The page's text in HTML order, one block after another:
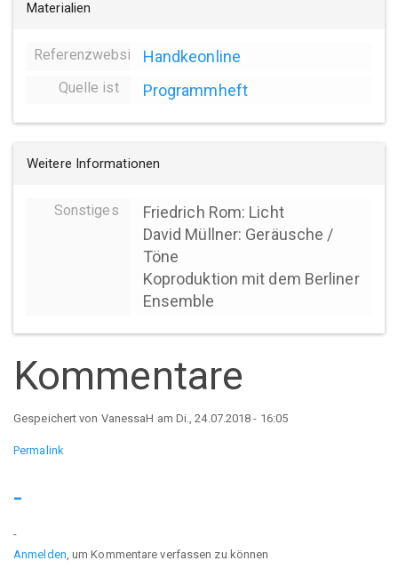
Materialien
Referenzwebsite Handkeonline
Quelle ist Programmheft
Weitere Informationen
Sonstiges
Friedrich Rom: Licht
David Müllner: Geräusche /
Töne
Koproduktion mit dem Berliner
Ensemble
Kommentare
Gespeichert von VanessaH am Di., 24.07.2018 - 16:05
Permalink
-
-
Anmelden, um Kommentare verfassen zu können